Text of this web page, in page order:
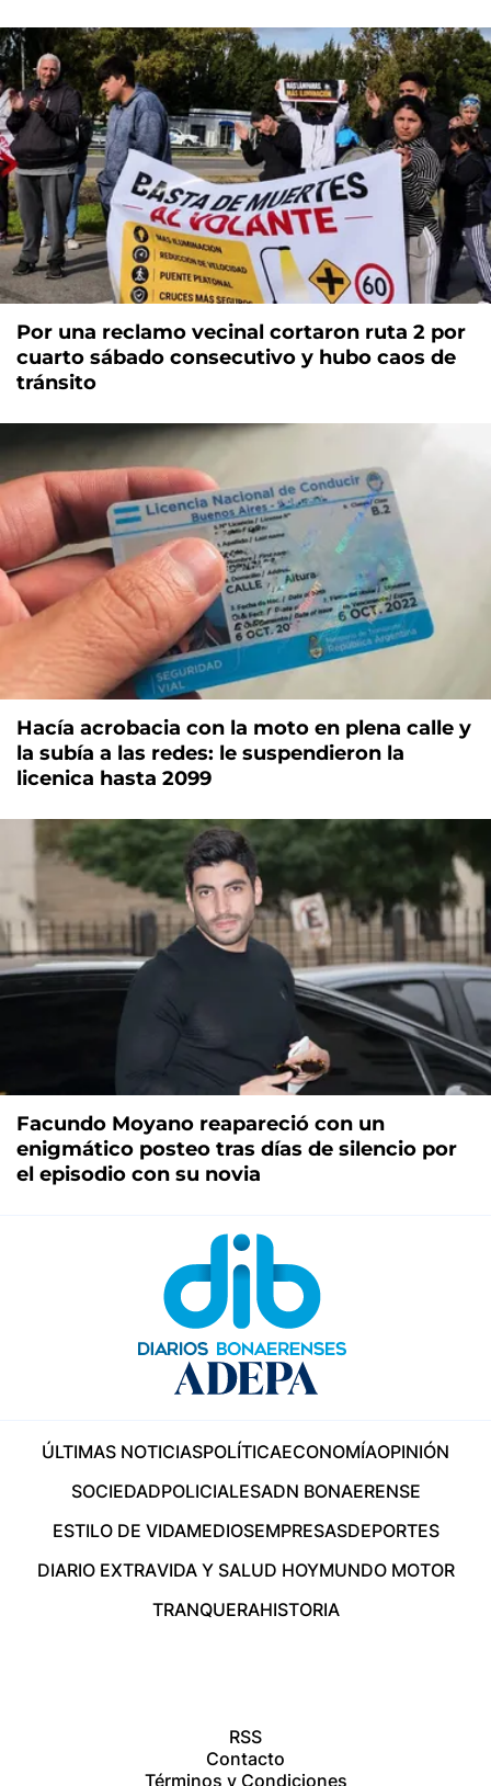
Por una reclamo vecinal cortaron ruta 2 por
cuarto sábado consecutivo y hubo caos de
tránsito
Hacía acrobacia con la moto en plena calle y
la subía a las redes: le suspendieron la
licenica hasta 2099
Facundo Moyano reapareció con un
enigmático posteo tras días de silencio por
el episodio con su novia
ÚLTIMAS NOTICIASPOLÍTICAECONOMÍAOPINIÓN
SOCIEDADPOLICIALESADN BONAERENSE
ESTILO DE VIDAMEDIOSEMPRESASDEPORTES
DIARIO EXTRAVIDA Y SALUD HOYMUNDO MOTOR
TRANQUERAHISTORIA
RSS
Contacto
Términos y Condiciones